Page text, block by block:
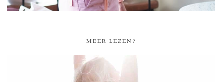
MEER LEZEN?